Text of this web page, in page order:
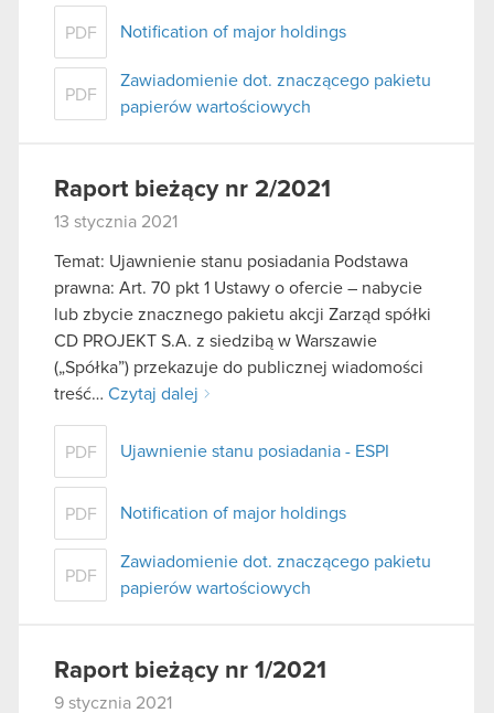
PDF Notification of major holdings
PDF
Zawiadomienie dot. znaczącego pakietu
papierów wartościowych
Raport bieżący nr 2/2021
13 stycznia 2021
Temat: Ujawnienie stanu posiadania Podstawa
prawna: Art. 70 pkt 1 Ustawy o ofercie – nabycie
lub zbycie znacznego pakietu akcji Zarząd spółki
CD PROJEKT S.A. z siedzibą w Warszawie
(„Spółka”) przekazuje do publicznej wiadomości
treść… Czytaj dalej
PDF Ujawnienie stanu posiadania - ESPI
PDF Notification of major holdings
PDF
Zawiadomienie dot. znaczącego pakietu
papierów wartościowych
Raport bieżący nr 1/2021
9 stycznia 2021